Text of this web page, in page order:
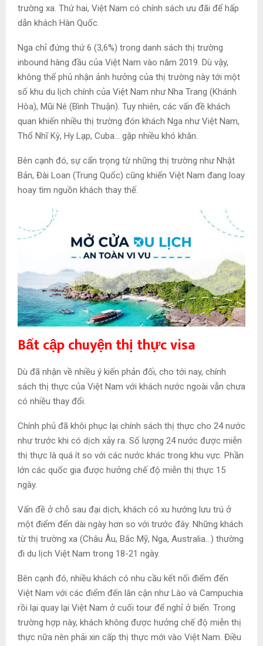
trường xa. Thứ hai, Việt Nam có chính sách ưu đãi để hấp
dẫn khách Hàn Quốc.
Nga chỉ đứng thứ 6 (3,6%) trong danh sách thị trường
inbound hàng đầu của Việt Nam vào năm 2019. Dù vậy,
không thể phủ nhận ảnh hưởng của thị trường này tới một
số khu du lịch chính của Việt Nam như Nha Trang (Khánh
Hòa), Mũi Né (Bình Thuận). Tuy nhiên, các vấn đề khách
quan khiến nhiều thị trường đón khách Nga như Việt Nam,
Thổ Nhĩ Kỳ, Hy Lạp, Cuba… gặp nhiều khó khăn.
Bên cạnh đó, sự cẩn trọng từ những thị trường như Nhật
Bản, Đài Loan (Trung Quốc) cũng khiến Việt Nam đang loay
hoay tìm nguồn khách thay thế.
Bất cập chuyện thị thực visa
Dù đã nhận về nhiều ý kiến phản đối, cho tới nay, chính
sách thị thực của Việt Nam với khách nước ngoài vẫn chưa
có nhiều thay đổi.
Chính phủ đã khôi phục lại chính sách thị thực cho 24 nước
như trước khi có dịch xảy ra. Số lượng 24 nước được miễn
thị thực là quá ít so với các nước khác trong khu vực. Phần
lớn các quốc gia được hưởng chế độ miễn thị thực 15
ngày.
Vấn đề ở chỗ sau đại dịch, khách có xu hướng lưu trú ở
một điểm đến dài ngày hơn so với trước đây. Những khách
từ thị trường xa (Châu Âu, Bắc Mỹ, Nga, Australia…) thường
đi du lịch Việt Nam trong 18-21 ngày.
Bên cạnh đó, nhiều khách có nhu cầu kết nối điểm đến
Việt Nam với các điểm đến lân cận như Lào và Campuchia
rồi lại quay lại Việt Nam ở cuối tour để nghỉ ở biển. Trong
trường hợp này, khách không được hưởng chế độ miễn thị
thực nữa nên phải xin cấp thị thực mới vào Việt Nam. Điều